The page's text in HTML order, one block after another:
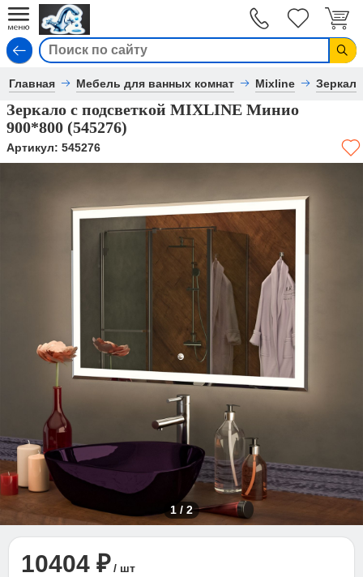
Главная Мебель для ванных комнат Mixline Зеркала
Зеркало с подсветкой MIXLINE Минио
900*800 (545276)
Артикул: 545276
1 / 2
10404 ₽ / шт